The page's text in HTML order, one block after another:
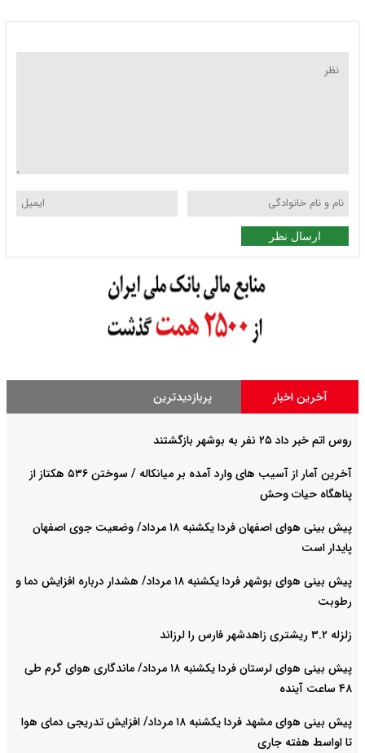
ارسال نظر
آخرین اخبار پربازدیدترین
روس اتم خبر داد ۲۵ نفر به بوشهر بازگشتند
آخرین آمار از آسیب های وارد آمده بر میانکاله / سوختن ۵۳۶ هکتاز از
پناهگاه حیات وحش
پیش بینی هوای اصفهان فردا یکشنبه ۱۸ مرداد/ وضعیت جوی اصفهان
پایدار است
پیش بینی هوای بوشهر فردا یکشنبه ۱۸ مرداد/ هشدار درباره افزایش دما و
رطوبت
زلزله ۳.۲ ریشتری زاهدشهر فارس را لرزاند
پیش بینی هوای لرستان فردا یکشنبه ۱۸ مرداد/ ماندگاری هوای گرم طی
۴۸ ساعت آینده
پیش بینی هوای مشهد فردا یکشنبه ۱۸ مرداد/ افزایش تدریجی دمای هوا
تا اواسط هفته جاری